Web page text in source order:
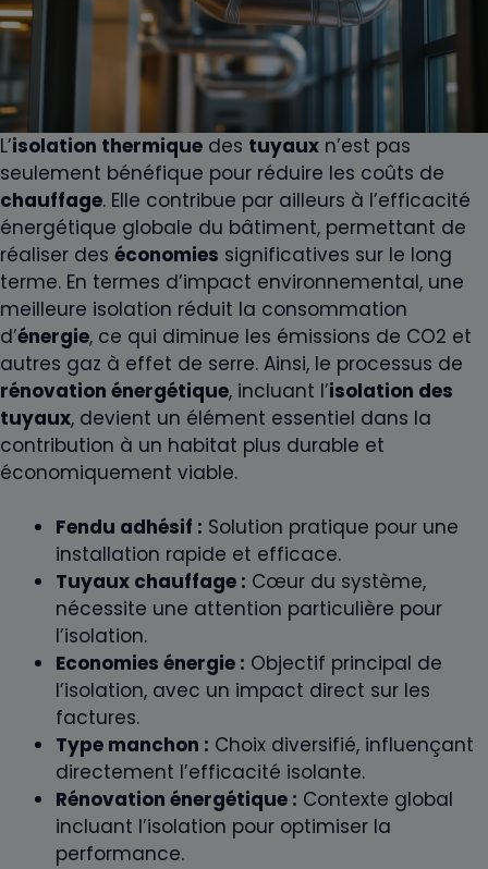
L’isolation thermique des tuyaux n’est pas
seulement bénéfique pour réduire les coûts de
chauffage. Elle contribue par ailleurs à l’efficacité
énergétique globale du bâtiment, permettant de
réaliser des économies significatives sur le long
terme. En termes d’impact environnemental, une
meilleure isolation réduit la consommation
d’énergie, ce qui diminue les émissions de CO2 et
autres gaz à effet de serre. Ainsi, le processus de
rénovation énergétique, incluant l’isolation des
tuyaux, devient un élément essentiel dans la
contribution à un habitat plus durable et
économiquement viable.
Fendu adhésif : Solution pratique pour une
installation rapide et efficace.
Tuyaux chauffage : Cœur du système,
nécessite une attention particulière pour
l’isolation.
Economies énergie : Objectif principal de
l’isolation, avec un impact direct sur les
factures.
Type manchon : Choix diversifié, influençant
directement l’efficacité isolante.
Rénovation énergétique : Contexte global
incluant l’isolation pour optimiser la
performance.